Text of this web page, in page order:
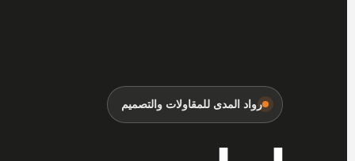
الأثاث والمفروشات